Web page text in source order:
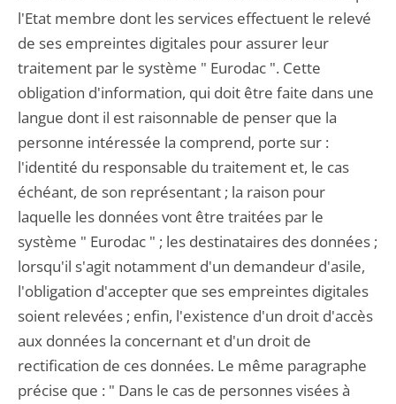
l'Etat membre dont les services effectuent le relevé
de ses empreintes digitales pour assurer leur
traitement par le système " Eurodac ". Cette
obligation d'information, qui doit être faite dans une
langue dont il est raisonnable de penser que la
personne intéressée la comprend, porte sur :
l'identité du responsable du traitement et, le cas
échéant, de son représentant ; la raison pour
laquelle les données vont être traitées par le
système " Eurodac " ; les destinataires des données ;
lorsqu'il s'agit notamment d'un demandeur d'asile,
l'obligation d'accepter que ses empreintes digitales
soient relevées ; enfin, l'existence d'un droit d'accès
aux données la concernant et d'un droit de
rectification de ces données. Le même paragraphe
précise que : " Dans le cas de personnes visées à